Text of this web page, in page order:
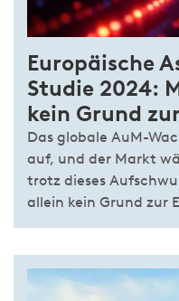
Europäische
Studie 2024:
kein Grund
Das globale AuM-
auf, und der Markt
trotz dieses
allein kein Grund zur